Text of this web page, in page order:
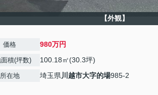
【外観】
価格 980万円
積(坪数) 100.18㎡(30.3坪)
所在地 埼玉県川越市大字的場985-2